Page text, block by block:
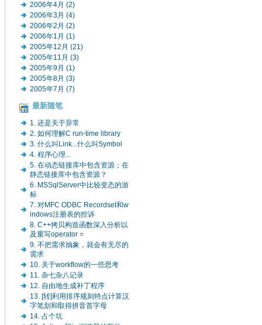
2006年4月 (2)
2006年3月 (4)
2006年2月 (2)
2006年1月 (1)
2005年12月 (21)
2005年11月 (3)
2005年9月 (1)
2005年8月 (3)
2005年7月 (7)
最新随笔
1. 还是关于异常
2. 如何理解C run-time library
3. 什么叫Link...什么叫Symbol
4. 程序心理...
5. 在动态链接库中包含资源；在
静态链接库中包含资源？
6. MSSqlServer中比较变态的游
标
7. 对MFC ODBC Recordset和w
indows注册表的控诉
8. C++拷贝构造函数深入分析以
及重写operator =
9. 不把需求抽象，就会有无尽的
需求
10. 关于workflow的一些思考
11. 杂七杂八记录
12. 自由地生成补丁程序
13. [转]利用排序规则特点计算汉
字笔划和取得拼音首字母
14. 占个坑